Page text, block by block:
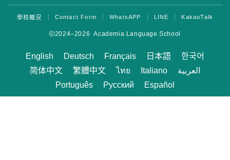
商務英語
託業和託福備考
私人課程
學校概況 Contact Form WhatsAPP LINE KakaoTalk
2024–2026 Academia Language School
English Deutsch Français 日本語
한국어
简体中文
繁體中文 ไทย Italiano
العربية
Português
Русский Español